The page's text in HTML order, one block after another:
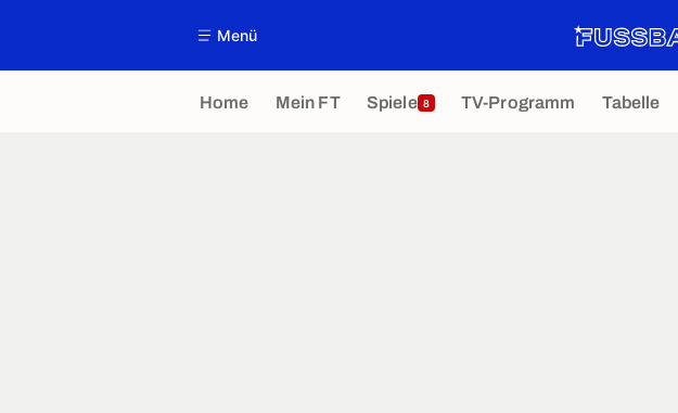
Menü
Home Mein FT Spiele 8 TV-Programm Tabelle